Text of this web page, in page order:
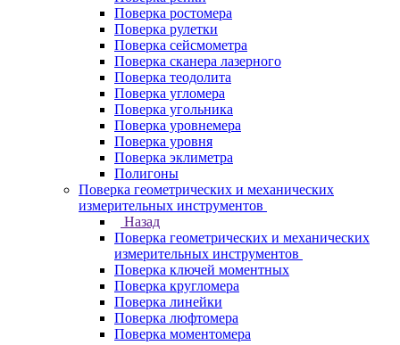
Поверка ростомера
Поверка рулетки
Поверка сейсмометра
Поверка сканера лазерного
Поверка теодолита
Поверка угломера
Поверка угольника
Поверка уровнемера
Поверка уровня
Поверка эклиметра
Полигоны
Поверка геометрических и механических
измерительных инструментов
Назад
Поверка геометрических и механических
измерительных инструментов
Поверка ключей моментных
Поверка кругломера
Поверка линейки
Поверка люфтомера
Поверка моментомера